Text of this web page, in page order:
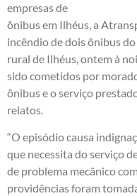
empresas de
ônibus em Ilhéus, a
incêndio de dois ônibus
rural de Ilhéus, ontem à
sido cometidos por
ônibus e o serviço
relatos.
“O episódio causa
que necessita do serviço
de problema mecânico
providências foram